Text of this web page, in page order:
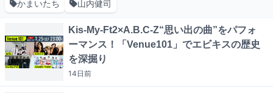
かまいたち
山内健司
Kis-My-Ft2×A.B.C-Z“思い出の曲”をパフォ
ーマンス！「Venue101」でエビキスの歴史
を深掘り
14日前